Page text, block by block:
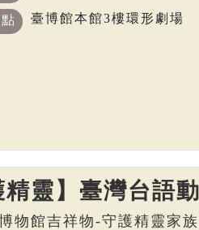
臺博館本館3樓環形劇場
精靈】臺灣台語
物館吉祥物-守護精靈家